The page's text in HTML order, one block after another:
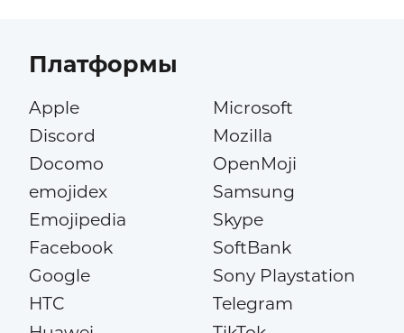
Платформы
Apple
Discord
Docomo
emojidex
Emojipedia
Facebook
Google
HTC
Microsoft
Mozilla
OpenMoji
Samsung
Skype
SoftBank
Sony Playstation
Telegram